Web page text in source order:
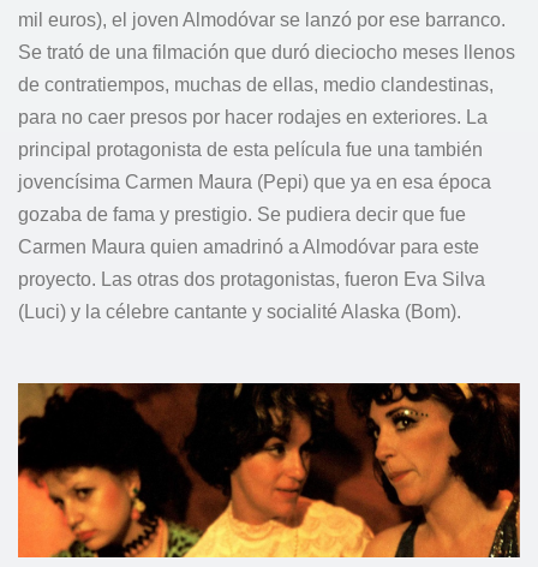
mil euros), el joven Almodóvar se lanzó por ese barranco.
Se trató de una filmación que duró dieciocho meses llenos
de contratiempos, muchas de ellas, medio clandestinas,
para no caer presos por hacer rodajes en exteriores. La
principal protagonista de esta película fue una también
jovencísima Carmen Maura (Pepi) que ya en esa época
gozaba de fama y prestigio. Se pudiera decir que fue
Carmen Maura quien amadrinó a Almodóvar para este
proyecto. Las otras dos protagonistas, fueron Eva Silva
(Luci) y la célebre cantante y socialité Alaska (Bom).